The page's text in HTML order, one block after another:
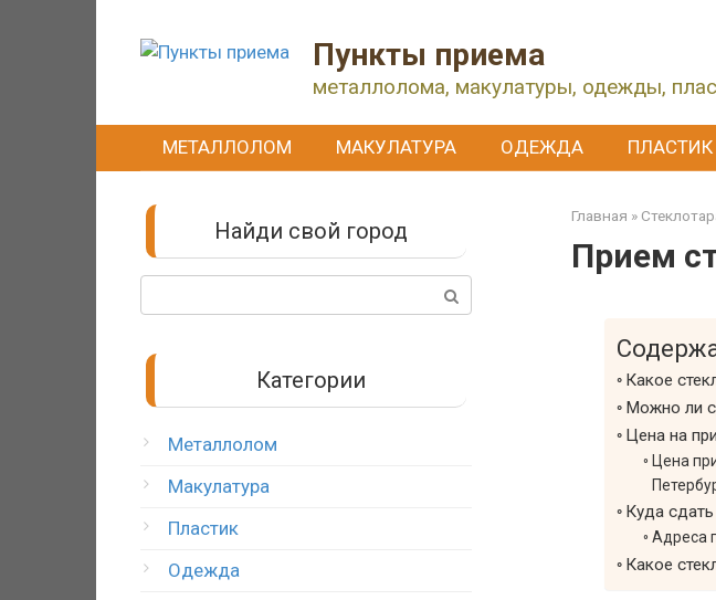
Пункты приема
металлолома, макулатуры, одежды,
МЕТАЛЛОЛОМ МАКУЛАТУРА ОДЕЖДА ПЛАСТИК
Главная »
Прием
Какое
Можно ли
Цена на
Цена
Куда
Адреса
Какое
Найди свой город
Категории
Металлолом
Макулатура
Пластик
Одежда